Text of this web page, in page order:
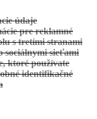
údaje
pre reklamné
s tretími stranami
sociálnymi sieťami
ktoré používate
identifikačné